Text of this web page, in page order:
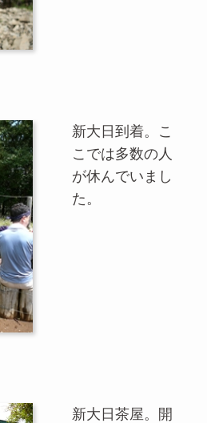
新大日到着。こ
こでは多数の人
が休んでいまし
た。
新大日茶屋。開